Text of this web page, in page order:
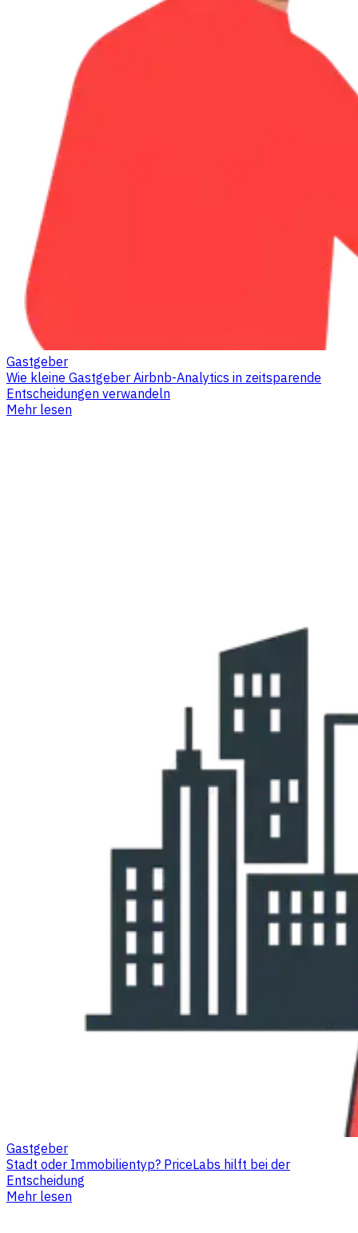
Gastgeber
Wie kleine Gastgeber Airbnb-Analytics in zeitsparende
Entscheidungen verwandeln
Mehr lesen
Gastgeber
Stadt oder Immobilientyp? PriceLabs hilft bei der
Entscheidung
Mehr lesen